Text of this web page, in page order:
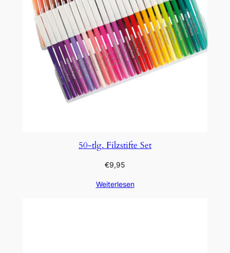
50-tlg. Filzstifte Set
€9,95
Weiterlesen